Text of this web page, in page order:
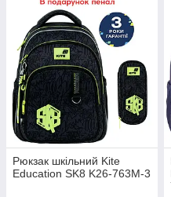
Рюкзак шкільний Kite
Education SK8 K26-763M-3